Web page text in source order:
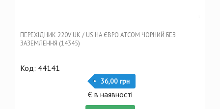
ПЕРЕХІДНИК 220V UK / US НА ЄВРО ATCOM ЧОРНИЙ БЕЗ
ЗАЗЕМЛЕННЯ (14345)
Код: 44141
36,00 грн
Є в наявності